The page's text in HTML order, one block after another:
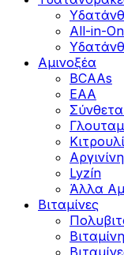
All-in-
Αμινοξέα
BCAAs
EAA
Αργινίνη
Lyzín
Άλλα
Βιταμίνες